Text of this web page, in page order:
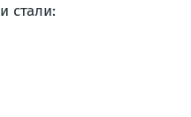
стали: